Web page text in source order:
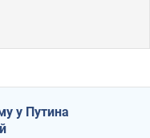
у Путина